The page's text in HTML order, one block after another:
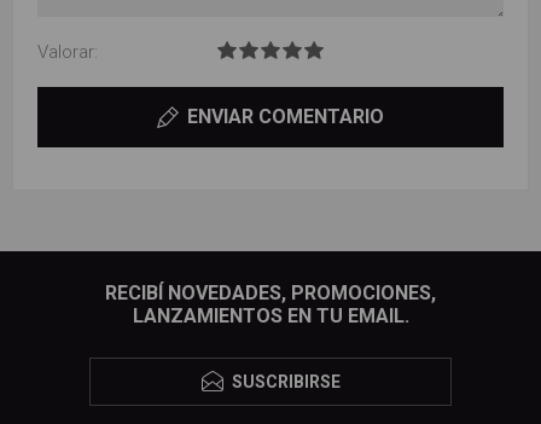
Valorar:
ENVIAR COMENTARIO
RECIBÍ NOVEDADES, PROMOCIONES,
LANZAMIENTOS EN TU EMAIL.
SUSCRIBIRSE